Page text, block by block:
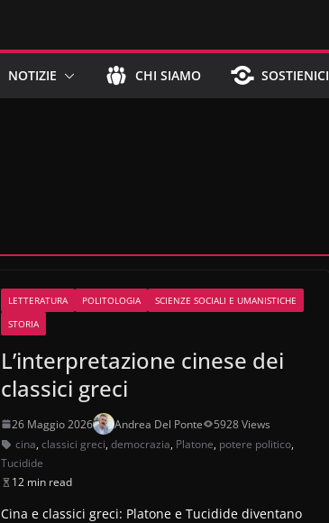
NOTIZIE CHI SIAMO SOSTIENICI
LETTERATURA POLITOLOGIA
SCIENZE SOCIALI E UMANISTICHE
STORIA
L’interpretazione cinese dei
classici greci
26 Maggio 2026 Andrea Del Ponte
5928 Views
cina, classici greci, democrazia, Platone, potere politico,
Tucidide
12 min read
Cina e classici greci: Platone e Tucidide diventano